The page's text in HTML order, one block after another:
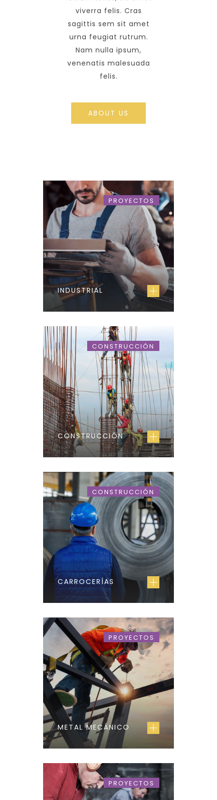
viverra felis. Cras
sagittis sem sit amet
urna feugiat rutrum.
Nam nulla ipsum,
venenatis malesuada
felis.
ABOUT US
INDUSTRIAL
PROYECTOS
CONSTRUCCIÓN
CONSTRUCCIÓN
CARROCERÍAS
CONSTRUCCIÓN
METAL MECÁNICO
PROYECTOS
PROYECTOS